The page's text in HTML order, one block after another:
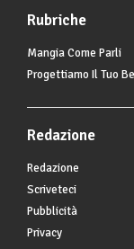
Rubriche
Mangia Come Parli
Progettiamo Il Tuo
Redazione
Redazione
Scriveteci
Pubblicità
Privacy